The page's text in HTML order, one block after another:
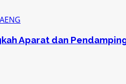
Aparat dan